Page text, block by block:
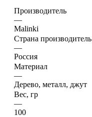
Производитель
—
Malinki
Страна производитель
—
Россия
Материал
—
Дерево, металл, джут
Вес, гр
—
100